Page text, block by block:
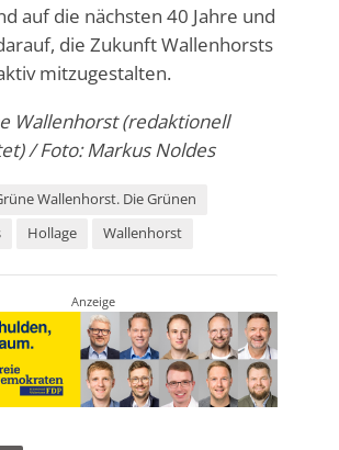
auf die nächsten 40 Jahre und
die Zukunft Wallenhorsts
mitzugestalten.
Wallenhorst (redaktionell
/ Foto: Markus Noldes
Wallenhorst. Die Grünen
Hollage Wallenhorst
Anzeige